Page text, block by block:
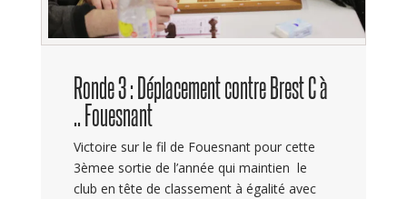
Ronde 3 : Déplacement contre Brest C à
.. Fouesnant
Victoire sur le fil de Fouesnant pour cette
3èmee sortie de l’année qui maintien le
club en tête de classement à égalité avec